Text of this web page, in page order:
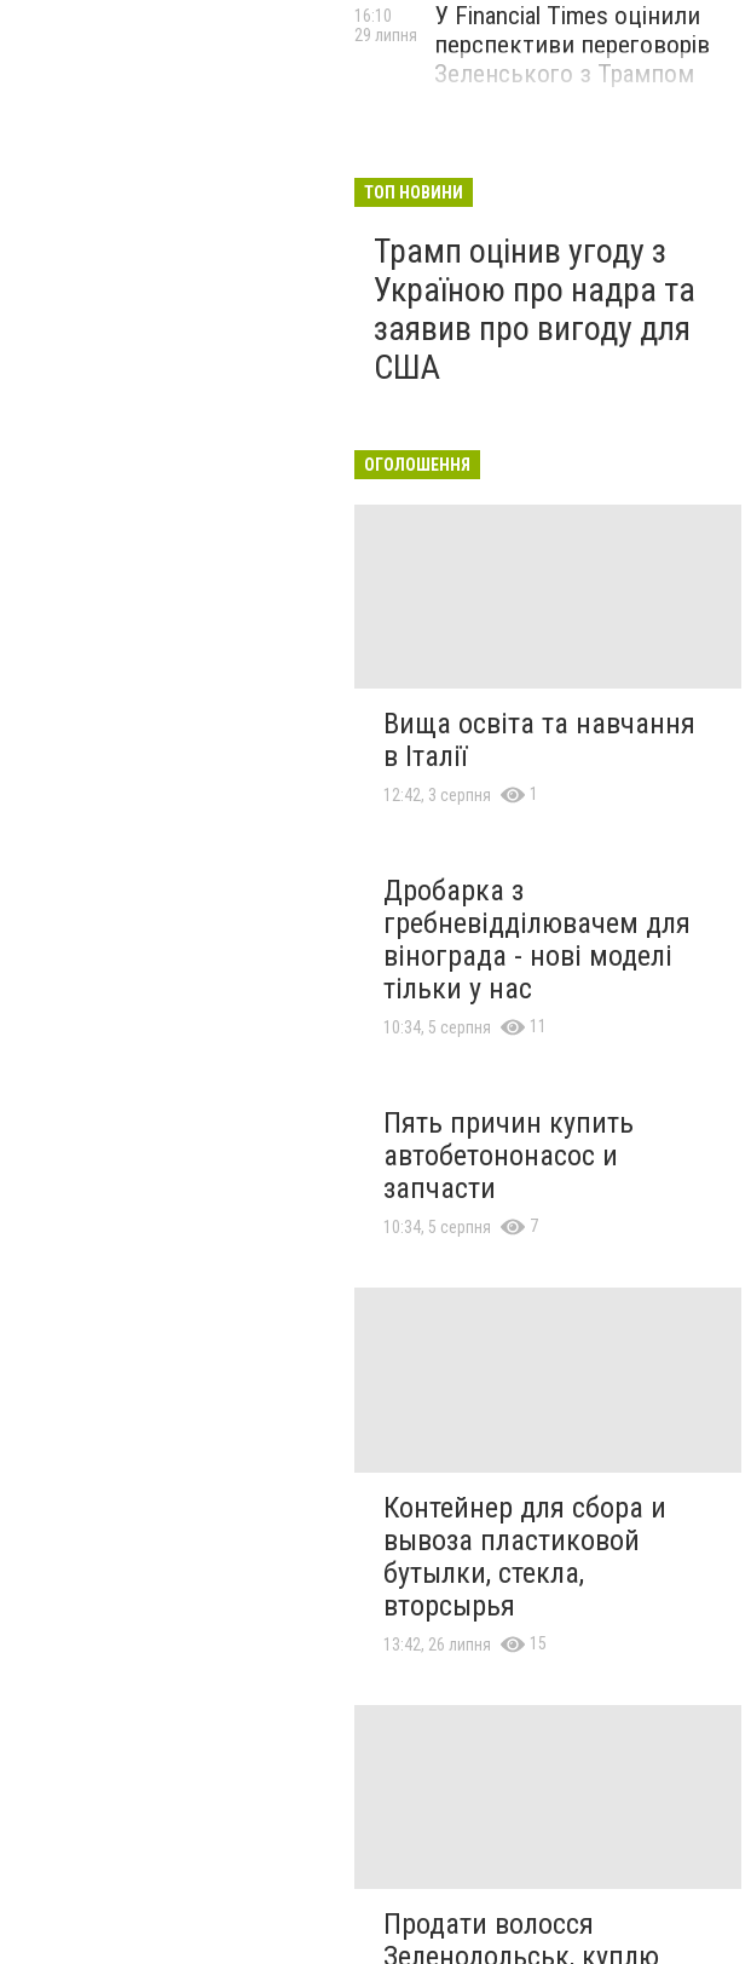
У Financial Times оцінили
перспективи переговорів
Зеленського з Трампом
16:10
29 липня
ТОП НОВИНИ
Трамп оцінив угоду з
Україною про надра та
заявив про вигоду для
США
ОГОЛОШЕННЯ
Вища освіта та навчання
в Італії
12:42, 3 серпня 1
Дробарка з
гребневідділювачем для
вінограда - нові моделі
тільки у нас
10:34, 5 серпня 11
Пять причин купить
автобетононасос и
запчасти
10:34, 5 серпня 7
Контейнер для сбора и
вывоза пластиковой
бутылки, стекла,
вторсырья
13:42, 26 липня 15
Продати волосся
Зеленодольськ, куплю